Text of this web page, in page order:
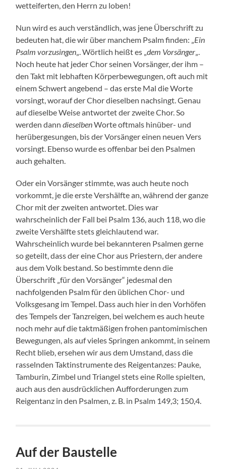
wetteiferten, den Herrn zu loben!
Nun wird es auch verständlich, was jene Überschrift zu
bedeuten hat, die wir über manchem Psalm finden: „Ein
Psalm vorzusingen„. Wörtlich heißt es „dem Vorsänger„.
Noch heute hat jeder Chor seinen Vorsänger, der ihm –
den Takt mit lebhaften Körperbewegungen, oft auch mit
einem Schwert angebend – das erste Mal die Worte
vorsingt, worauf der Chor dieselben nachsingt. Genau
auf dieselbe Weise antwortet der zweite Chor. So
werden danndieselbenWorte oftmals hinüber- und
herübergesungen, bis der Vorsänger einen neuen Vers
vorsingt. Ebenso wurde es offenbar bei den Psalmen
auch gehalten.
Oder ein Vorsänger stimmte, was auch heute noch
vorkommt, je die erste Vershälfte an, während der ganze
Chor mit der zweiten antwortet. Dies war
wahrscheinlich der Fall bei Psalm 136, auch 118, wo die
zweite Vershälfte stets gleichlautend war.
Wahrscheinlich wurde bei bekannteren Psalmen gerne
so geteilt, dass der eine Chor aus Priestern, der andere
aus dem Volk bestand. So bestimmte denn die
Überschrift „für den Vorsänger“ jedesmal den
nachfolgenden Psalm für den üblichen Chor- und
Volksgesang im Tempel. Dass auch hier in den Vorhöfen
des Tempels der Tanzreigen, bei welchem es auch heute
noch mehr auf die taktmäßigen frohen pantomimischen
Bewegungen, als auf vieles Springen ankommt, in seinem
Recht blieb, ersehen wir aus dem Umstand, dass die
rasselnden Taktinstrumente des Reigentanzes: Pauke,
Tamburin, Zimbel und Triangel stets eine Rolle spielten,
auch aus den ausdrücklichen Aufforderungen zum
Reigentanz in den Psalmen, z. B. in Psalm 149,3; 150,4.
Auf der Baustelle